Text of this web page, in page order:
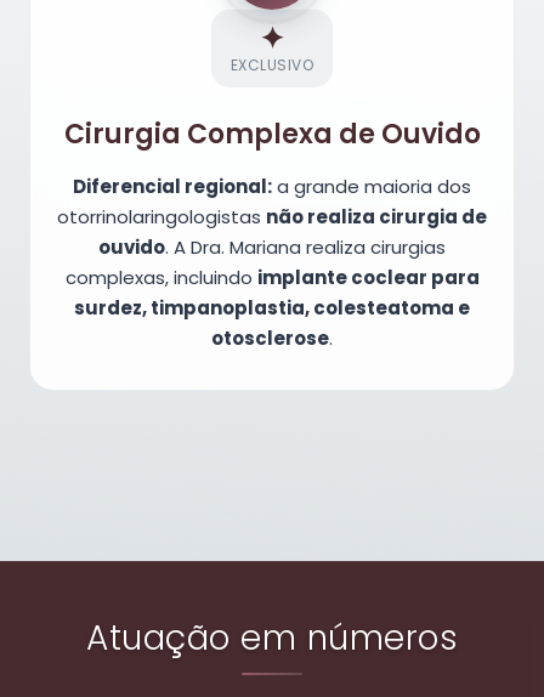
✦
EXCLUSIVO
Cirurgia Complexa de Ouvido
Diferencial regional:a grande maioria dos
otorrinolaringologistas não realiza cirurgia de
ouvido. A Dra. Mariana realiza cirurgias
complexas, incluindo implante coclear para
surdez, timpanoplastia, colesteatoma e
otosclerose.
Atuação em números